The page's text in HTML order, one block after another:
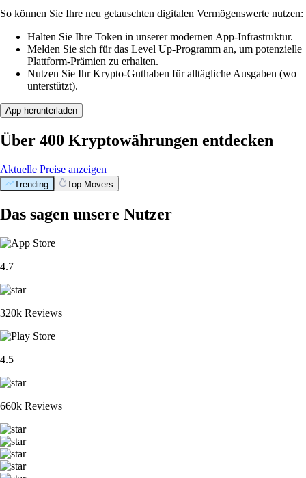
So können Sie Ihre neu getauschten digitalen Vermögenswerte nutzen:
Halten Sie Ihre Token in unserer modernen App-Infrastruktur.
Melden Sie sich für das Level Up-Programm an, um potenzielle
Plattform-Prämien zu erhalten.
Nutzen Sie Ihr Krypto-Guthaben für alltägliche Ausgaben (wo
unterstützt).
App herunterladen
Über 400 Kryptowährungen entdecken
Aktuelle Preise anzeigen
Trending Top Movers
Das sagen unsere Nutzer
4.7
320k Reviews
4.5
660k Reviews